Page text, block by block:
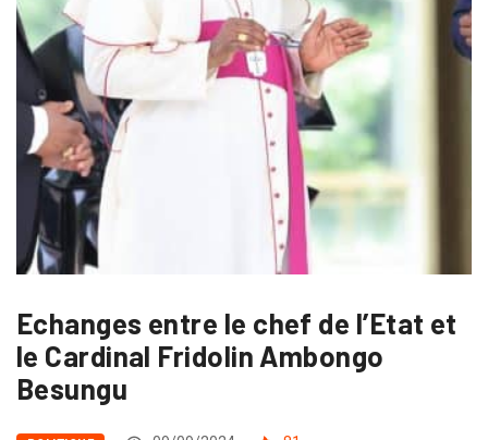
Echanges entre le chef de l’Etat et
le Cardinal Fridolin Ambongo
Besungu